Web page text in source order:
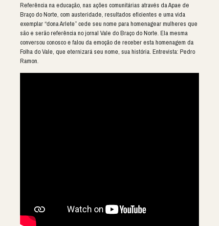
Referência na educação, nas ações comunitárias através da Apae de
Braço do Norte, com austeridade, resultados eficientes e uma vida
exemplar “dona Arlete” cede seu nome para homenagear mulheres que
são e serão referência no jornal Vale do Braço do Norte. Ela mesma
conversou conosco e falou da emoção de receber esta homenagem da
Folha do Vale, que eternizará seu nome, sua história. Entrevista: Pedro
Ramon.